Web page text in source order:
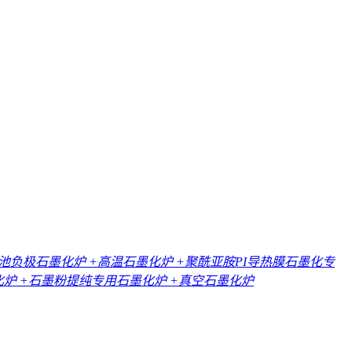
负极石墨化炉+高温石墨化炉+聚酰亚胺PI导热膜石墨化专
炉+石墨粉提纯专用石墨化炉+真空石墨化炉